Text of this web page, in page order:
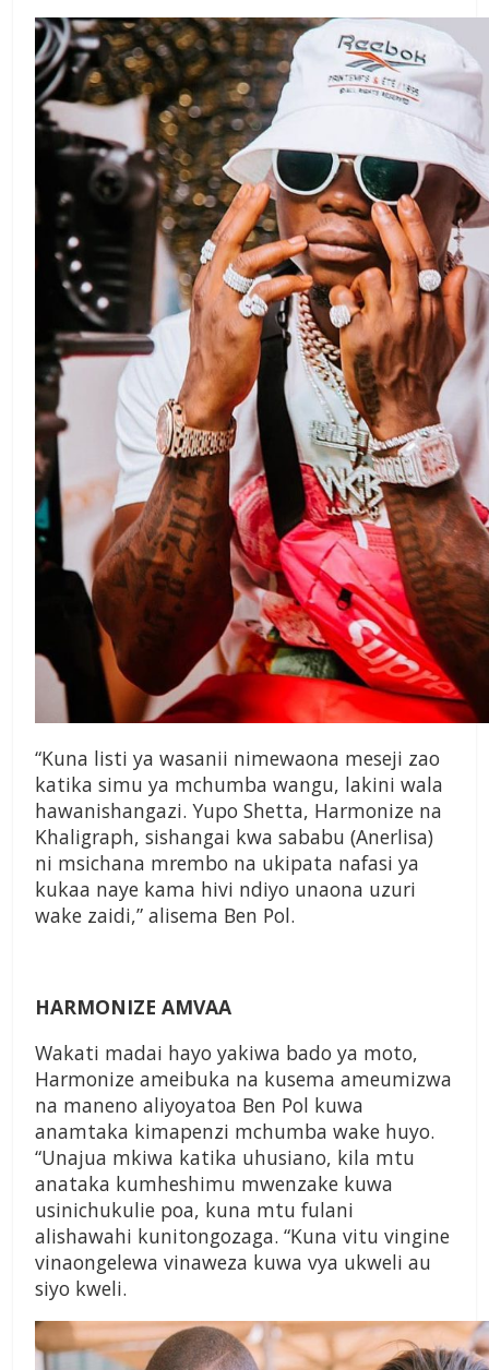
“Kuna listi ya wasanii nimewaona meseji zao
katika simu ya mchumba wangu, lakini wala
hawanishangazi. Yupo Shetta, Harmonize na
Khaligraph, sishangai kwa sababu (Anerlisa)
ni msichana mrembo na ukipata nafasi ya
kukaa naye kama hivi ndiyo unaona uzuri
wake zaidi,” alisema Ben Pol.
HARMONIZE AMVAA
Wakati madai hayo yakiwa bado ya moto,
Harmonize ameibuka na kusema ameumizwa
na maneno aliyoyatoa Ben Pol kuwa
anamtaka kimapenzi mchumba wake huyo.
“Unajua mkiwa katika uhusiano, kila mtu
anataka kumheshimu mwenzake kuwa
usinichukulie poa, kuna mtu fulani
alishawahi kunitongozaga. “Kuna vitu vingine
vinaongelewa vinaweza kuwa vya ukweli au
siyo kweli.